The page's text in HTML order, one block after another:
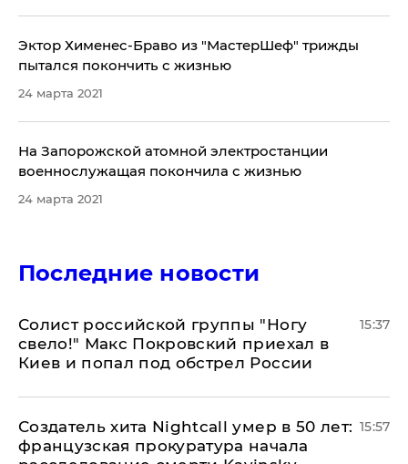
Эктор Хименес-Браво из "МастерШеф" трижды
пытался покончить с жизнью
24 марта 2021
На Запорожской атомной электростанции
военнослужащая покончила с жизнью
24 марта 2021
Последние новости
Солист российской группы "Ногу
свело!" Макс Покровский приехал в
Киев и попал под обстрел России
15:37
Создатель хита Nightcall умер в 50 лет:
французская прокуратура начала
15:57